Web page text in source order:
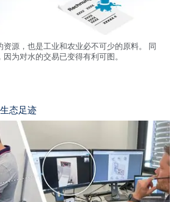
源，也是工业和农业必不可少的原料。 同
为对水的交易已变得有利可图。
态足迹